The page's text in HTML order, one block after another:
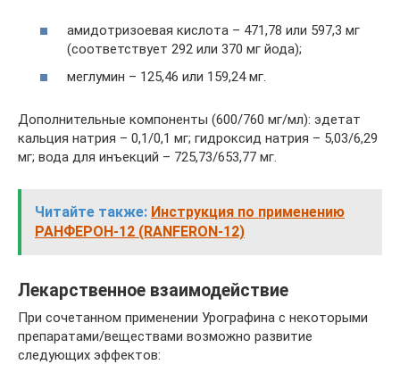
амидотризоевая кислота – 471,78 или 597,3 мг
(соответствует 292 или 370 мг йода);
меглумин – 125,46 или 159,24 мг.
Дополнительные компоненты (600/760 мг/мл): эдетат
кальция натрия – 0,1/0,1 мг; гидроксид натрия – 5,03/6,29
мг; вода для инъекций – 725,73/653,77 мг.
Читайте также: Инструкция по применению
РАНФЕРОН-12 (RANFERON-12)
Лекарственное взаимодействие
При сочетанном применении Урографина с некоторыми
препаратами/веществами возможно развитие
следующих эффектов: